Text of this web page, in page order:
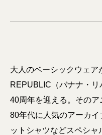
大人のベーシックウェ
REPUBLIC（バナナ・
40周年を迎える。そのア
80年代に人気のアーカ
ットシャツなどスペシ